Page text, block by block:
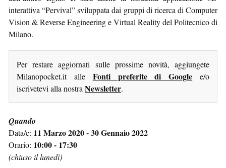
interattiva “Pervival” sviluppata dai gruppi di ricerca di Computer
Vision & Reverse Engineering e Virtual Reality del Politecnico di
Milano.
Per restare aggiornati sulle prossime novità, aggiungete
Milanopocket.it alle Fonti preferite di Google e/o
iscrivetevi alla nostra Newsletter.
Quando
Data/e: 11 Marzo 2020 - 30 Gennaio 2022
Orario: 10:00 - 17:30
(chiuso il lunedì)